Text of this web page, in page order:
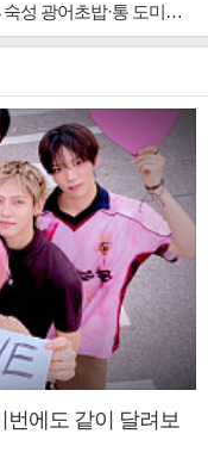
초밥·통 도미찜 맛집 탐방
번에도 같이 달려보